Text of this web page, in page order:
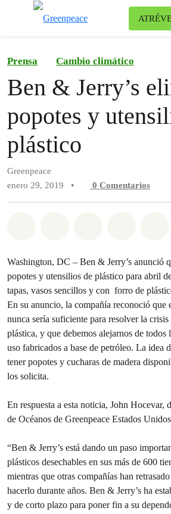
Prensa Cambio climático
Ben & Jerry’s
popotes y
plástico
Greenpeace
enero 29, 2019
• 0 Comentarios
Washington, DC – Ben & Jerry’s anunció
popotes y utensilios de plástico para abril
tapas, vasos sencillos y con forro de
En su anuncio, la compañía reconoció que
nunca sería suficiente para resolver la
plástica, y que debemos alejarnos de todos
uso fabricados a base de petróleo. La idea
tener popotes y cucharas de madera
los solicita.
En respuesta a esta noticia, John Hocevar,
de Océanos de Greenpeace Estados
“Ben & Jerry’s está dando un paso
plásticos desechables en sus más de 600
mientras que otras compañías han
hacerlo durante años. Ben & Jerry’s ha
y de corto plazo para poner fin a su